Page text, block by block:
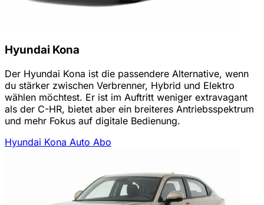
Hyundai Kona
Der Hyundai Kona ist die passendere Alternative, wenn
du stärker zwischen Verbrenner, Hybrid und Elektro
wählen möchtest. Er ist im Auftritt weniger extravagant
als der C-HR, bietet aber ein breiteres Antriebsspektrum
und mehr Fokus auf digitale Bedienung.
Hyundai Kona Auto Abo